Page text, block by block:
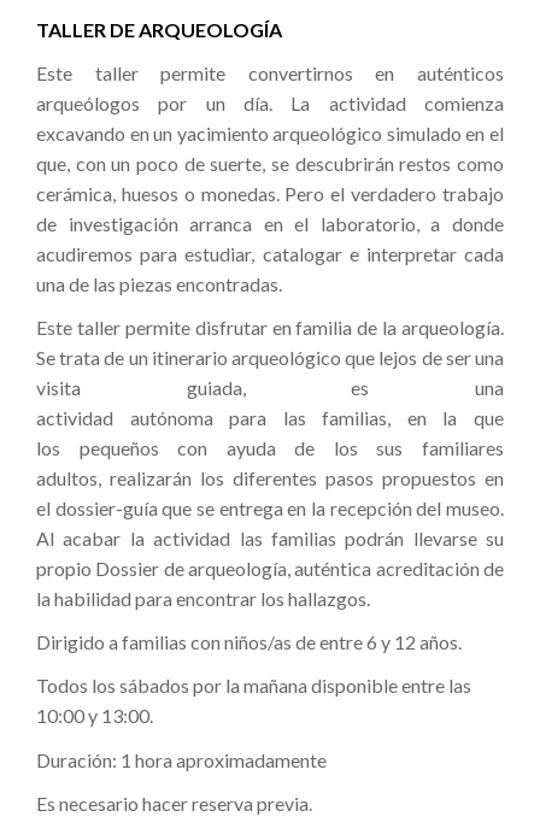
TALLER DE ARQUEOLOGÍA
Este taller permite convertirnos en auténticos
arqueólogos por un día. La actividad comienza
excavando en un yacimiento arqueológico simulado en el
que, con un poco de suerte, se descubrirán restos como
cerámica, huesos o monedas. Pero el verdadero trabajo
de investigación arranca en el laboratorio, a donde
acudiremos para estudiar, catalogar e interpretar cada
una de las piezas encontradas.
Este taller permite disfrutar en familia de la arqueología.
Se trata de un itinerario arqueológico que lejos de ser una
visita guiada, es una
actividad autónoma para las familias, en la que
los pequeños con ayuda de los sus familiares
adultos, realizarán los diferentes pasos propuestos en
el dossier-guía que se entrega en la recepción del museo.
Al acabar la actividad las familias podrán llevarse su
propio Dossier de arqueología, auténtica acreditación de
la habilidad para encontrar los hallazgos.
Dirigido a familias con niños/as de entre 6 y 12 años.
Todos los sábados por la mañana disponible entre las
10:00 y 13:00.
Duración: 1 hora aproximadamente
Es necesario hacer reserva previa.